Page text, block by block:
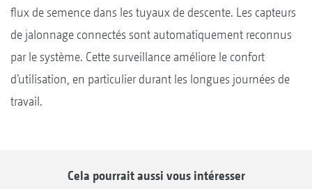
flux de semence dans les tuyaux de descente. Les capteurs
de jalonnage connectés sont automatiquement reconnus
par le système. Cette surveillance améliore le confort
d’utilisation, en particulier durant les longues journées de
travail.
Cela pourrait aussi vous intéresser